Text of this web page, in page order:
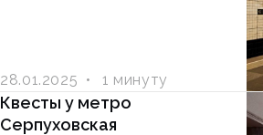
28.01.2025 1 минуту
Квесты у метро
Серпуховская